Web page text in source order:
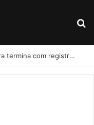
Policial civil é levado à Central de Flagrantes após acidente e suspeita de embriaguez em Maceió